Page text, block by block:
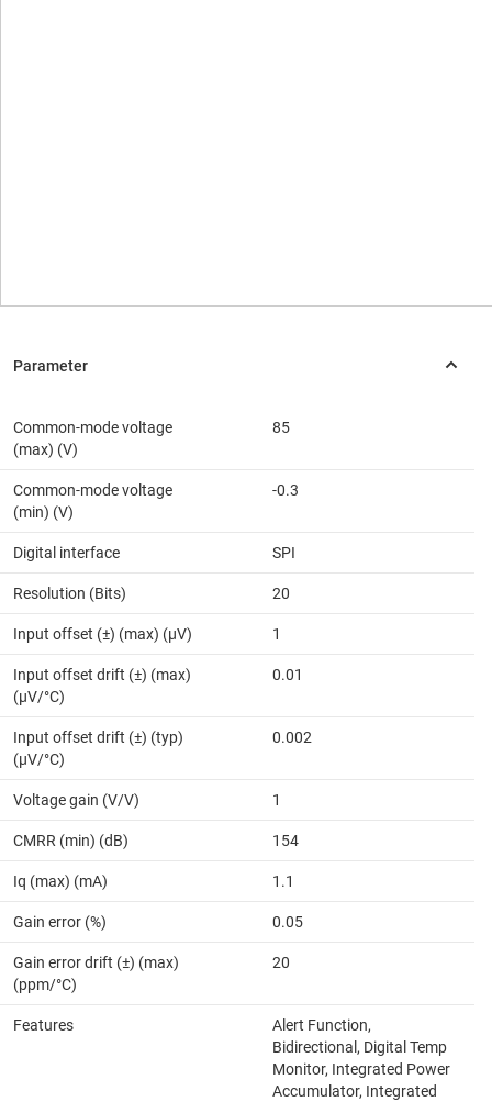
Common-mode voltage
(max) (V)
85
Common-mode voltage
(min) (V)
-0.3
Digital interface SPI
Resolution (Bits) 20
Input offset (±) (max) (µV) 1
Input offset drift (±) (max)
(µV/°C)
0.01
Input offset drift (±) (typ)
(µV/°C)
0.002
Voltage gain (V/V) 1
CMRR (min) (dB) 154
Iq (max) (mA) 1.1
Gain error (%) 0.05
Gain error drift (±) (max)
(ppm/°C)
20
Features
Alert Function,
Bidirectional, Digital Temp
Monitor, Integrated Power
Accumulator, Integrated